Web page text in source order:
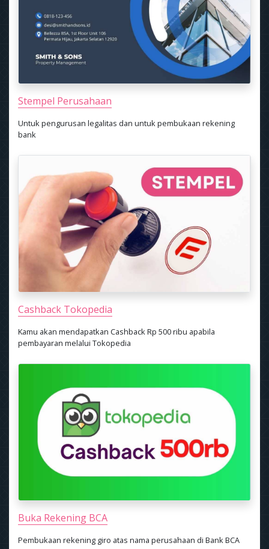
Stempel Perusahaan
Untuk pengurusan legalitas dan untuk pembukaan rekening
bank
Cashback Tokopedia
Kamu akan mendapatkan Cashback Rp 500 ribu apabila
pembayaran melalui Tokopedia
Buka Rekening BCA
Pembukaan rekening giro atas nama perusahaan di Bank BCA